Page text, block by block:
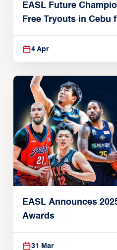
EASL Future
Free Tryouts in Cebu
Players
4 Apr
EASL Announces
Awards
31 Mar